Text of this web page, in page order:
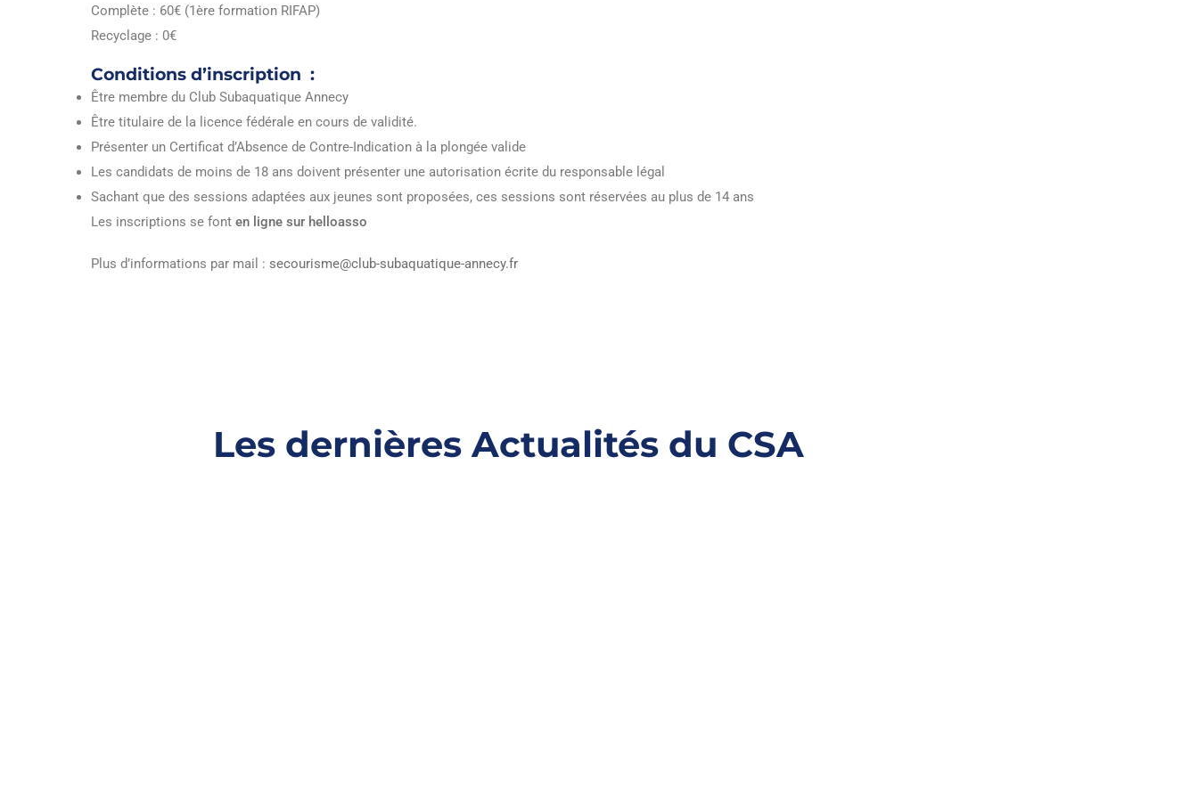
Complète : 60€ (1ère formation RIFAP)
Recyclage : 0€
Conditions d’inscription :
Être membre du Club Subaquatique Annecy
Être titulaire de la licence fédérale en cours de validité.
Présenter un Certificat d’Absence de Contre-Indication à la plongée valide
Les candidats de moins de 18 ans doivent présenter une autorisation écrite du responsable légal
Sachant que des sessions adaptées aux jeunes sont proposées, ces sessions sont réservées au plus de 14 ans
Les inscriptions se font en ligne sur helloasso
Plus d’informations par mail : secourisme@club-subaquatique-annecy.fr
Les dernières Actualités du CSA